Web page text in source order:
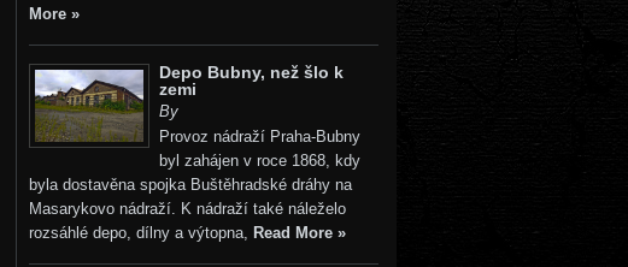
More »
Depo Bubny, než šlo k
zemi
By
Provoz nádraží Praha-Bubny
byl zahájen v roce 1868, kdy
byla dostavěna spojka Buštěhradské dráhy na
Masarykovo nádraží. K nádraží také náleželo
rozsáhlé depo, dílny a výtopna, Read More »